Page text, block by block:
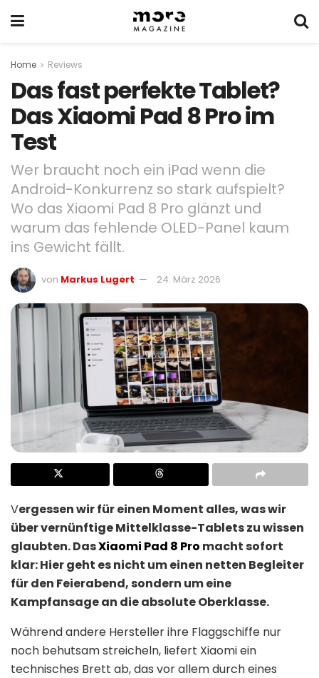
Home Reviews
Das fast perfekte Tablet?
Das Xiaomi Pad 8 Pro im
Test
Wer braucht noch ein iPad wenn die
Android-Konkurrenz so stark aufspielt?
Wo das Xiaomi Pad 8 Pro glänzt und
warum das fehlende OLED-Panel kaum
ins Gewicht fällt.
von Markus Lugert 24. März 2026
Vergessen wir für einen Moment alles, was wir
über vernünftige Mittelklasse-Tablets zu wissen
glaubten. DasXiaomi Pad 8 Pro macht sofort
klar: Hier geht es nicht um einen netten Begleiter
für den Feierabend, sondern um eine
Kampfansage an die absolute Oberklasse.
Während andere Hersteller ihre Flaggschiffe nur
noch behutsam streicheln, liefert Xiaomi ein
technisches Brett ab, das vor allem durch eines